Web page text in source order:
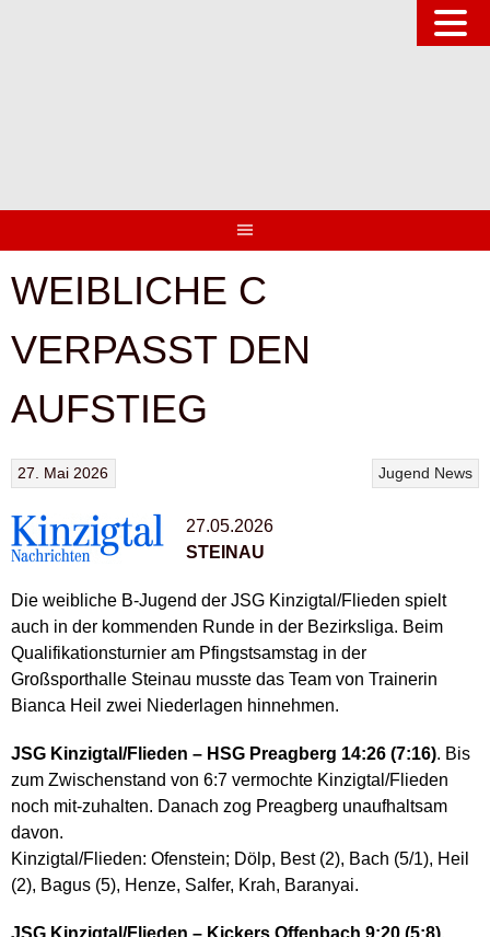
WEIBLICHE C
VERPASST DEN
AUFSTIEG
Jugend News
27. Mai 2026
27.05.2026
STEINAU
Die weibliche B-Jugend der JSG Kinzigtal/Flieden spielt
auch in der kommenden Runde in der Bezirksliga. Beim
Qualifikationsturnier am Pfingstsamstag in der
Großsporthalle Steinau musste das Team von Trainerin
Bianca Heil zwei Niederlagen hinnehmen.
JSG Kinzigtal/Flieden – HSG Preagberg 14:26 (7:16). Bis
zum Zwischenstand von 6:7 vermochte Kinzigtal/Flieden
noch mit-zuhalten. Danach zog Preagberg unaufhaltsam
davon.
Kinzigtal/Flieden: Ofenstein; Dölp, Best (2), Bach (5/1), Heil
(2), Bagus (5), Henze, Salfer, Krah, Baranyai.
JSG Kinzigtal/Flieden – Kickers Offenbach 9:20 (5:8).